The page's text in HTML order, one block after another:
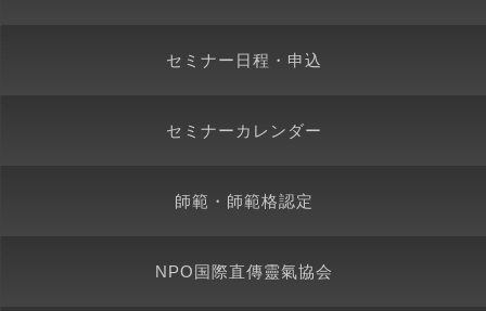
セミナー日程・申込
セミナーカレンダー
師範・師範格認定
NPO国際直傳靈氣協会